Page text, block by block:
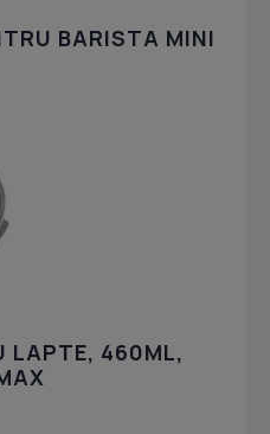
BARISTA MINI
LAPTE, 460ML,